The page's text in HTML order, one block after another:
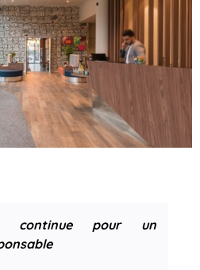
continue pour un